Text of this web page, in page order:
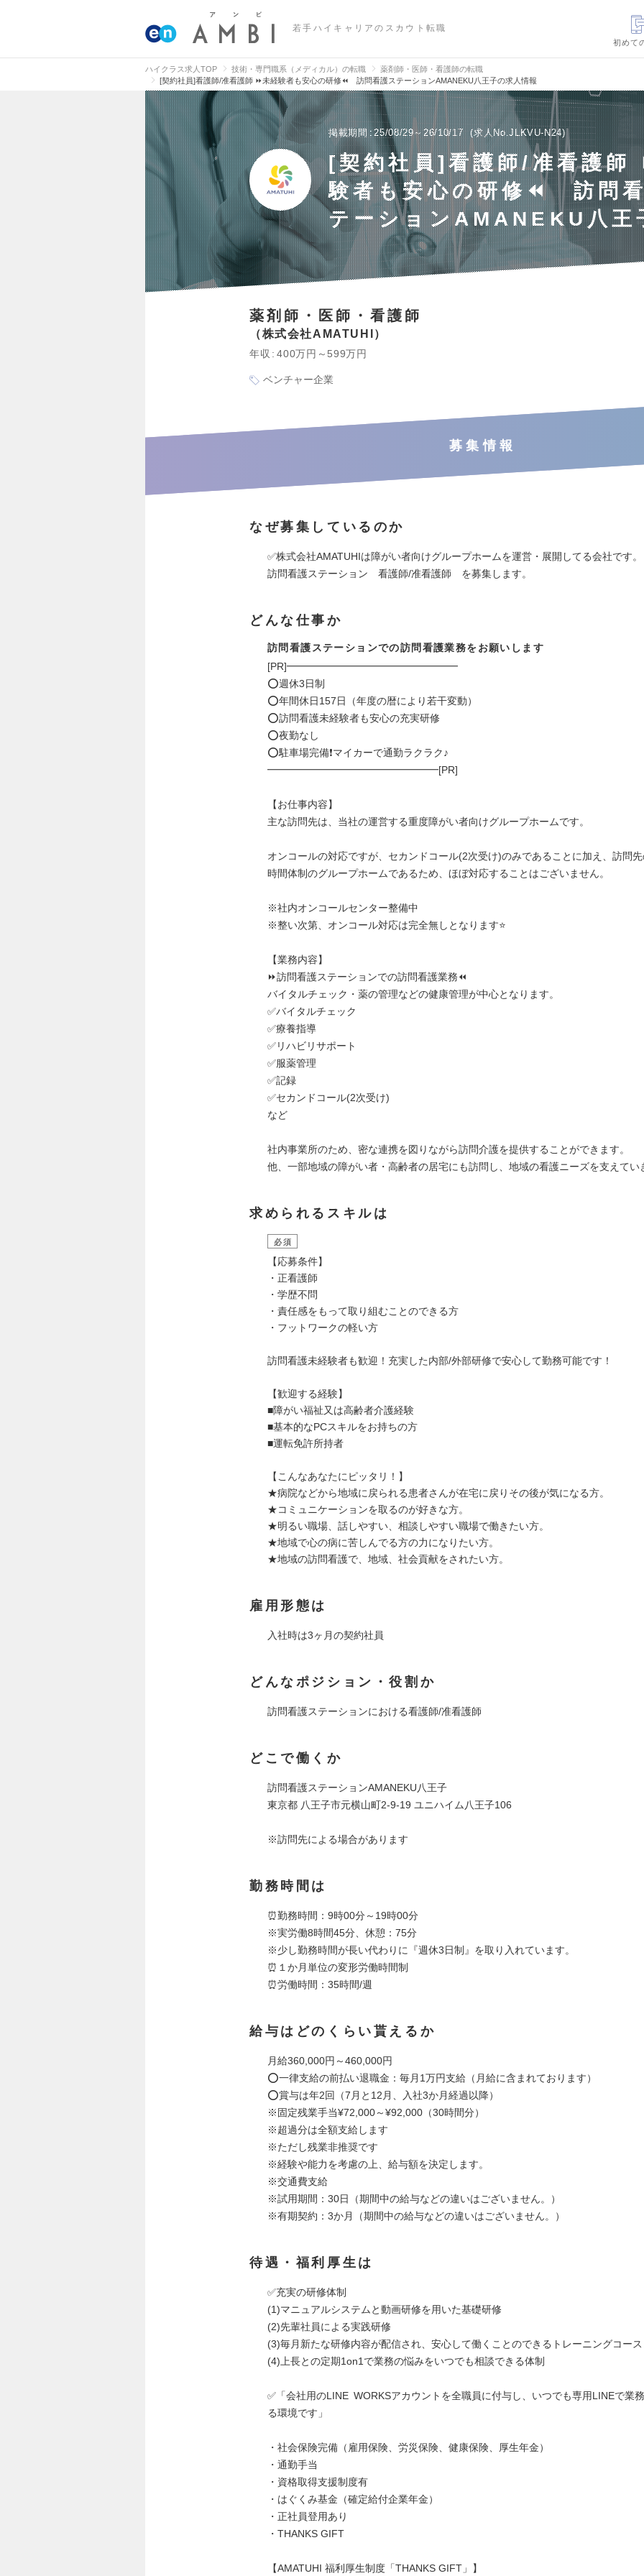
若手ハイキャリアのスカウト転職
初めて
ハイクラス求人TOP 技術・専門職系（メディカル）の転職
薬剤師・医師・看護師の転職
[契約社員]看護師/准看護師 ⏩未経験者も安心の研修⏪ 訪問看護ステーションAMANEKU八王子の求人情報
掲載期間 25/08/29～26/10/17 求人No.JLKVU-N24
[契約社員]看護師/准看護師
験者も安心の研修⏪ 訪問
テーションAMANEKU八王
薬剤師・医師・看護師
株式会社AMATUHI
年収 400万円～599万円
ベンチャー企業
募集情報
なぜ募集しているのか
✅株式会社AMATUHIは障がい者向けグループホームを運営・展開してる会社です。
訪問看護ステーション 看護師/准看護師 を募集します。
どんな仕事か
訪問看護ステーションでの訪問看護業務をお願いします
[PR]━━━━━━━━━━━━━━━━━
⭕週休3日制
⭕年間休日157日（年度の暦により若干変動）
⭕訪問看護未経験者も安心の充実研修
⭕夜勤なし
⭕駐車場完備❗マイカーで通勤ラクラク♪
━━━━━━━━━━━━━━━━━[PR]
【お仕事内容】
主な訪問先は、当社の運営する重度障がい者向けグループホームです。
オンコールの対応ですが、セカンドコール(2次受け)のみであることに加え、訪問
時間体制のグループホームであるため、ほぼ対応することはございません。
※社内オンコールセンター整備中
※整い次第、オンコール対応は完全無しとなります⭐
【業務内容】
⏩訪問看護ステーションでの訪問看護業務⏪
バイタルチェック・薬の管理などの健康管理が中心となります。
✅バイタルチェック
✅療養指導
✅リハビリサポート
✅服薬管理
✅記録
✅セカンドコール(2次受け)
など
社内事業所のため、密な連携を図りながら訪問介護を提供することができます。
他、一部地域の障がい者・高齢者の居宅にも訪問し、地域の看護ニーズを支えてい
求められるスキルは
必須
【応募条件】
・正看護師
・学歴不問
・責任感をもって取り組むことのできる方
・フットワークの軽い方
訪問看護未経験者も歓迎！充実した内部/外部研修で安心して勤務可能です！
【歓迎する経験】
■障がい福祉又は高齢者介護経験
■基本的なPCスキルをお持ちの方
■運転免許所持者
【こんなあなたにピッタリ！】
★病院などから地域に戻られる患者さんが在宅に戻りその後が気になる方。
★コミュニケーションを取るのが好きな方。
★明るい職場、話しやすい、相談しやすい職場で働きたい方。
★地域で心の病に苦しんでる方の力になりたい方。
★地域の訪問看護で、地域、社会貢献をされたい方。
雇用形態は
入社時は3ヶ月の契約社員
どんなポジション・役割か
訪問看護ステーションにおける看護師/准看護師
どこで働くか
訪問看護ステーションAMANEKU八王子
東京都 八王子市元横山町2-9-19 ユニハイム八王子106
※訪問先による場合があります
勤務時間は
⏰勤務時間：9時00分～19時00分
※実労働8時間45分、休憩：75分
※少し勤務時間が長い代わりに『週休3日制』を取り入れています。
⏰１か月単位の変形労働時間制
⏰労働時間：35時間/週
給与はどのくらい貰えるか
月給360,000円～460,000円
⭕一律支給の前払い退職金：毎月1万円支給（月給に含まれております）
⭕賞与は年2回（7月と12月、入社3か月経過以降）
※固定残業手当¥72,000～¥92,000（30時間分）
※超過分は全額支給します
※ただし残業非推奨です
※経験や能力を考慮の上、給与額を決定します。
※交通費支給
※試用期間：30日（期間中の給与などの違いはございません。）
※有期契約：3か月（期間中の給与などの違いはございません。）
待遇・福利厚生は
✅充実の研修体制
(1)マニュアルシステムと動画研修を用いた基礎研修
(2)先輩社員による実践研修
(3)毎月新たな研修内容が配信され、安心して働くことのできるトレーニングコース
(4)上長との定期1on1で業務の悩みをいつでも相談できる体制
✅「会社用のLINE WORKSアカウントを全職員に付与し、いつでも専用LINEで業
る環境です」
・社会保険完備（雇用保険、労災保険、健康保険、厚生年金）
・通勤手当
・資格取得支援制度有
・はぐくみ基金（確定給付企業年金）
・正社員登用あり
・THANKS GIFT
【AMATUHI 福利厚生制度「THANKS GIFT」】